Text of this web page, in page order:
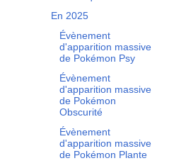
En 2025
Évènement
d'apparition massive
de Pokémon Psy
Évènement
d'apparition massive
de Pokémon
Obscurité
Évènement
d'apparition massive
de Pokémon Plante